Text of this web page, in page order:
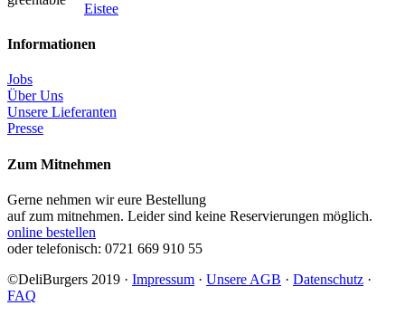
Eistee
Informationen
Jobs
Über Uns
Unsere Lieferanten
Presse
Zum Mitnehmen
Gerne nehmen wir eure Bestellung
auf zum mitnehmen. Leider sind keine Reservierungen möglich.
online bestellen
oder telefonisch: 0721 669 910 55
©DeliBurgers 2019 · Impressum · Unsere AGB · Datenschutz ·
FAQ